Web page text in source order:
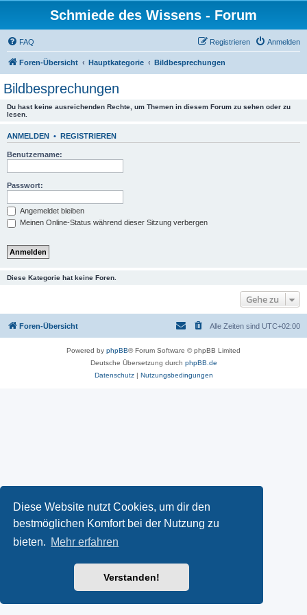
Diese Website nutzt Cookies, um dir den
bestmöglichen Komfort bei der Nutzung zu
bieten. Mehr erfahren
Verstanden!
Schmiede des Wissens - Forum
FAQ Anmelden
Registrieren
Foren-Übersicht Hauptkategorie Bildbesprechungen
Bildbesprechungen
Du hast keine ausreichenden Rechte, um Themen in diesem Forum zu sehen oder zu
lesen.
ANMELDEN • REGISTRIEREN
Benutzername:
Passwort:
Angemeldet bleiben
Meinen Online-Status während dieser Sitzung verbergen
Diese Kategorie hat keine Foren.
Gehe zu
Foren-Übersicht Alle Zeiten sind UTC+02:00
Powered by phpBB® Forum Software © phpBB Limited
Deutsche Übersetzung durch phpBB.de
Datenschutz| Nutzungsbedingungen